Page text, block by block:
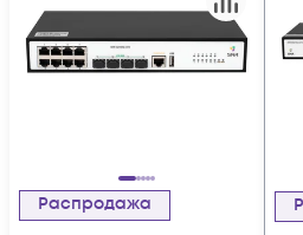
Распродажа